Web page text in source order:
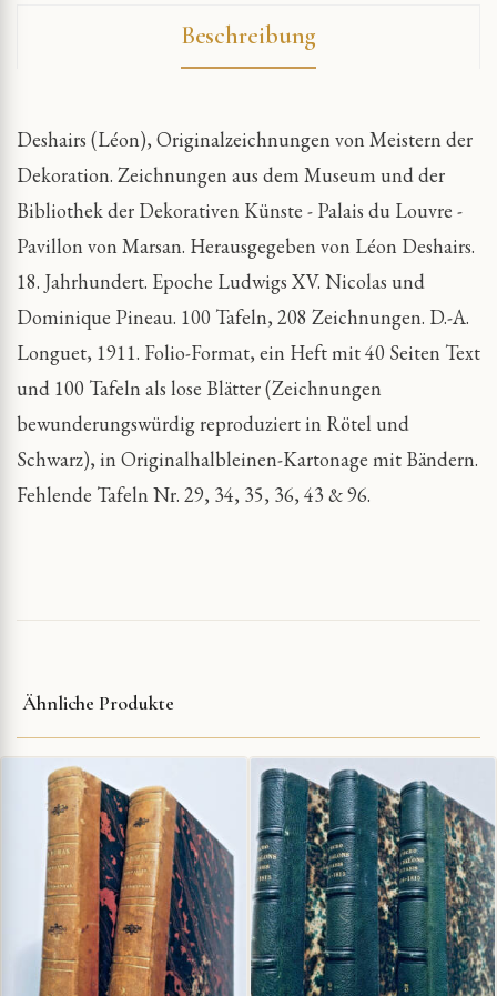
Beschreibung
Deshairs (Léon), Originalzeichnungen von Meistern der
Dekoration. Zeichnungen aus dem Museum und der
Bibliothek der Dekorativen Künste - Palais du Louvre -
Pavillon von Marsan. Herausgegeben von Léon Deshairs.
18. Jahrhundert. Epoche Ludwigs XV. Nicolas und
Dominique Pineau. 100 Tafeln, 208 Zeichnungen. D.-A.
Longuet, 1911. Folio-Format, ein Heft mit 40 Seiten Text
und 100 Tafeln als lose Blätter (Zeichnungen
bewunderungswürdig reproduziert in Rötel und
Schwarz), in Originalhalbleinen-Kartonage mit Bändern.
Fehlende Tafeln Nr. 29, 34, 35, 36, 43 & 96.
Ähnliche Produkte